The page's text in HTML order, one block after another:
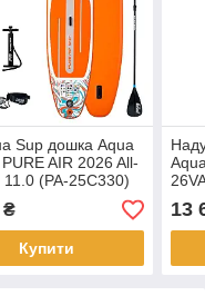
Sup дошка Aqua
AIR 2026 All-
(PA-25C330)
Купити
13